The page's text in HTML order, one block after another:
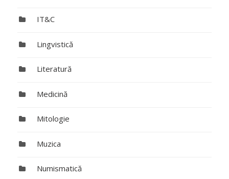
IT&C
Lingvistică
Literatură
Medicină
Mitologie
Muzica
Numismatică